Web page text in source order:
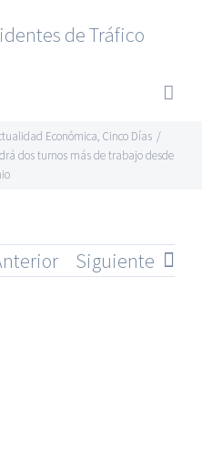
Económica, Cinco Días /
dos turnos más de trabajo desde
Siguiente